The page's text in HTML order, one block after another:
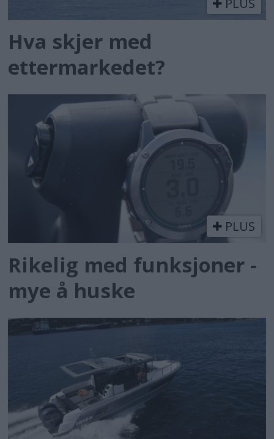
PLUS
Hva skjer med
ettermarkedet?
PLUS
Rikelig med funksjoner -
mye å huske